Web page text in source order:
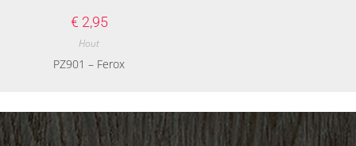
€ 2,95
Hout
PZ901 – Ferox